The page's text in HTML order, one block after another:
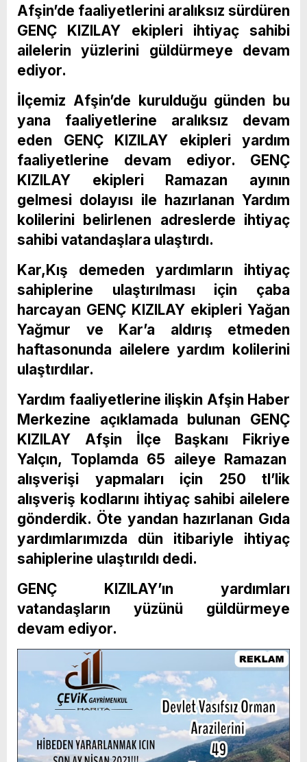
Afşin’de faaliyetlerini aralıksız sürdüren
GENÇ KIZILAY ekipleri ihtiyaç sahibi
ailelerin yüzlerini güldürmeye devam
ediyor.
İlçemiz Afşin’de kurulduğu günden bu
yana faaliyetlerine aralıksız devam
eden GENÇ KIZILAY ekipleri yardım
faaliyetlerine devam ediyor. GENÇ
KIZILAY ekipleri Ramazan ayının
gelmesi dolayısı ile hazırlanan Yardım
kolilerini belirlenen adreslerde ihtiyaç
sahibi vatandaşlara ulaştırdı.
Kar,Kış demeden yardımların ihtiyaç
sahiplerine ulaştırılması için çaba
harcayan GENÇ KIZILAY ekipleri Yağan
Yağmur ve Kar’a aldırış etmeden
haftasonunda ailelere yardım kolilerini
ulaştırdılar.
Yardım faaliyetlerine ilişkin Afşin Haber
Merkezine açıklamada bulunan GENÇ
KIZILAY Afşin İlçe Başkanı Fikriye
Yalçın, Toplamda 65 aileye Ramazan
alışverişi yapmaları için 250 tl’lik
alışveriş kodlarını ihtiyaç sahibi ailelere
gönderdik. Öte yandan hazırlanan Gıda
yardımlarımızda dün itibariyle ihtiyaç
sahiplerine ulaştırıldı dedi.
GENÇ KIZILAY’ın yardımları
vatandaşların yüzünü güldürmeye
devam ediyor.